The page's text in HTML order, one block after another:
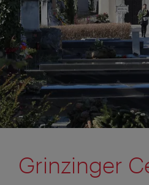
Grinzinger